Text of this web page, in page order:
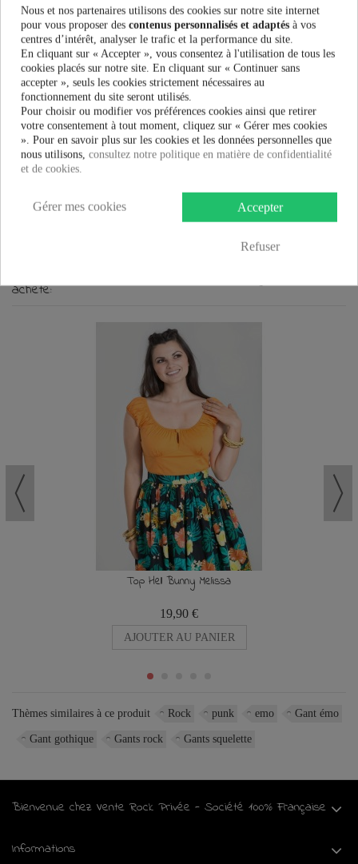
En savoir plus
Fiche technique
Marque
Gants innocent clothing Noir
Gant rock gothique Poizen industries
acheté:
Top Hell Bunny Melissa
19,90 €
AJOUTER AU PANIER
Thèmes similaires à ce produit Rock punk emo Gant émo
Gant gothique Gants rock Gants squelette
Bienvenue chez Vente Rock Privée - Société 100% Française
Informations
Nous et nos partenaires utilisons des cookies sur notre site internet
pour vous proposer des contenus personnalisés et adaptés à vos
centres d’intérêt, analyser le trafic et la performance du site.
En cliquant sur « Accepter », vous consentez à l'utilisation de tous les
cookies placés sur notre site. En cliquant sur « Continuer sans
accepter », seuls les cookies strictement nécessaires au
fonctionnement du site seront utilisés.
Pour choisir ou modifier vos préférences cookies ainsi que retirer
votre consentement à tout moment, cliquez sur « Gérer mes cookies
». Pour en savoir plus sur les cookies et les données personnelles que
nous utilisons, consultez notre politique en matière de confidentialité
et de cookies.
Accepter
Refuser
Gérer mes cookies